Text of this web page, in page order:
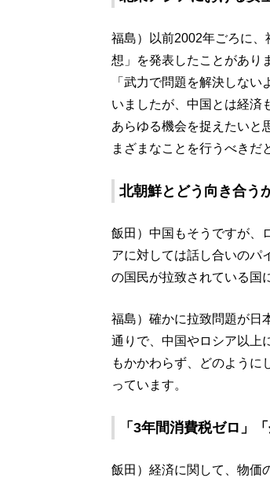
福島）以前2002年ごろに
想」を発表したことがあり
「武力で問題を解決しな
いましたが、中国とは経済
あらゆる機会を捉えたいと
まざまなことを行うべきだ
北朝鮮とどう向き合う
飯田）中国もそうですが、
アに対しては話し合いのパ
の国民が拉致されている国
福島）確かに拉致問題が日
通りで、中国やロシア以上
もかかわらず、どのように
っています。
「3年間消費税ゼロ」
飯田）経済に関して、物価